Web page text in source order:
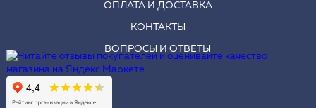
ОПЛАТА И ДОСТАВКА
КОНТАКТЫ
ВОПРОСЫ И ОТВЕТЫ